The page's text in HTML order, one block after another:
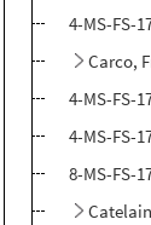
4-MS-FS-
Carco,
4-MS-FS-
4-MS-FS-
8-MS-FS-